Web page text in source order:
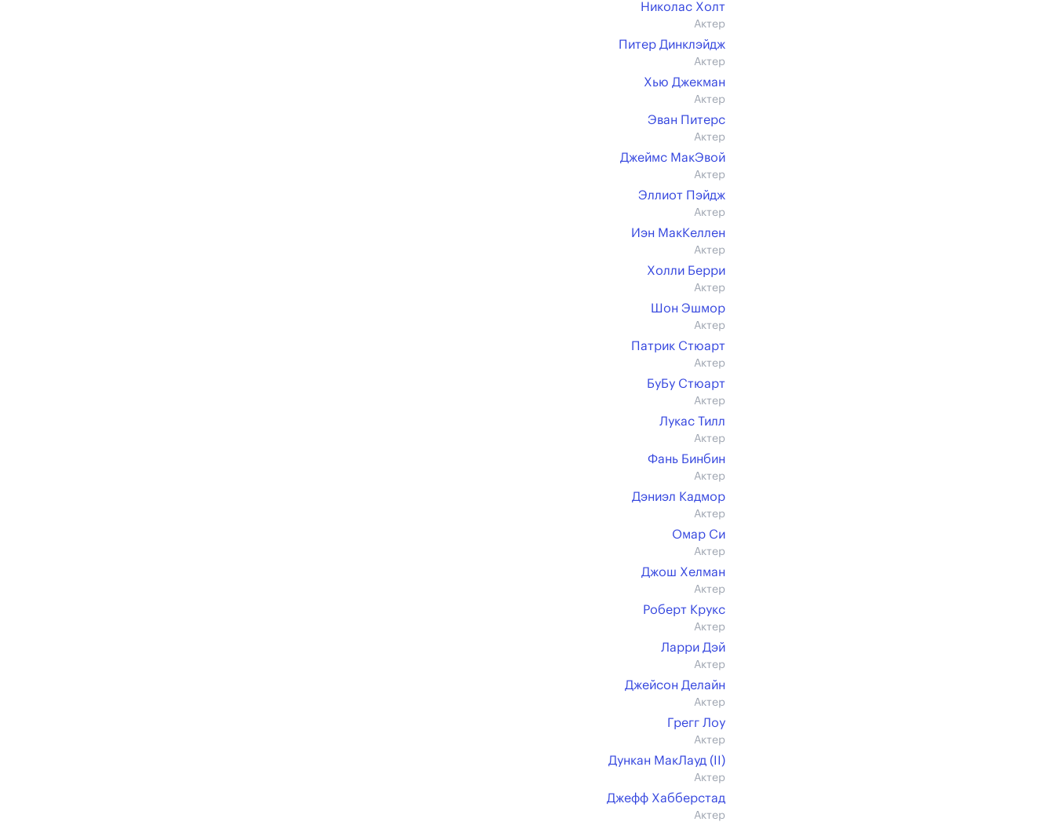
Николас Холт
Актер
Питер Динклэйдж
Актер
Хью Джекман
Актер
Эван Питерс
Актер
Джеймс МакЭвой
Актер
Эллиот Пэйдж
Актер
Иэн МакКеллен
Актер
Холли Берри
Актер
Шон Эшмор
Актер
Патрик Стюарт
Актер
БуБу Стюарт
Актер
Лукас Тилл
Актер
Фань Бинбин
Актер
Дэниэл Кадмор
Актер
Омар Си
Актер
Джош Хелман
Актер
Роберт Крукс
Актер
Ларри Дэй
Актер
Джейсон Делайн
Актер
Грегг Лоу
Актер
Дункан МакЛауд (II)
Актер
Джефф Хабберстад
Актер